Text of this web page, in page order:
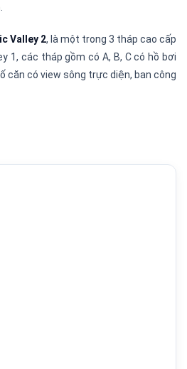
Valley 2, là một trong 3 tháp cao cấp
1, các tháp gồm có A, B, C có hồ bơi
căn có view sông trực diện, ban công